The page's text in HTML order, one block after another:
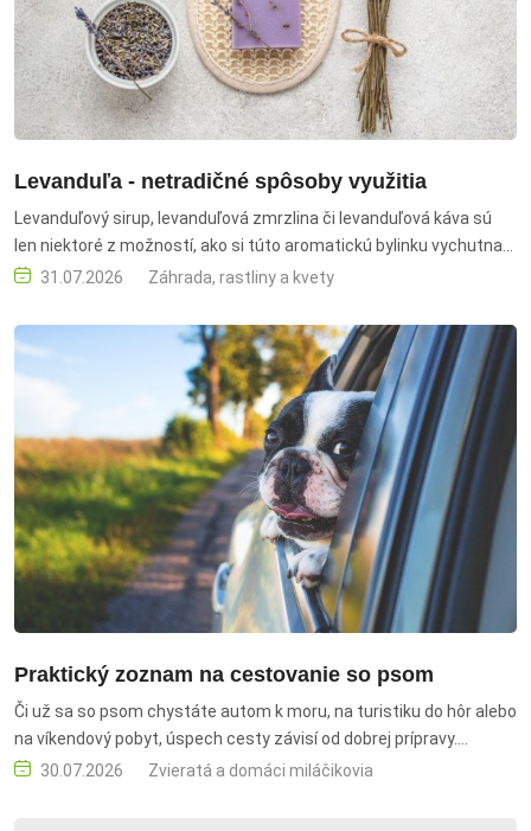
Levanduľa - netradičné spôsoby využitia
Levanduľový sirup, levanduľová zmrzlina či levanduľová káva sú
len niektoré z možností, ako si túto aromatickú bylinku vychutnať
aj inak než len na pohľad. levanduľa, levanduľový sirup, levanduľová
31.07.2026 Záhrada, rastliny a kvety
Praktický zoznam na cestovanie so psom
Či už sa so psom chystáte autom k moru, na turistiku do hôr alebo
na víkendový pobyt, úspech cesty závisí od dobrej prípravy.
Odborníci zo Super zoo pripravili praktický zoznam vecí, ktorý
30.07.2026 Zvieratá a domáci miláčikovia